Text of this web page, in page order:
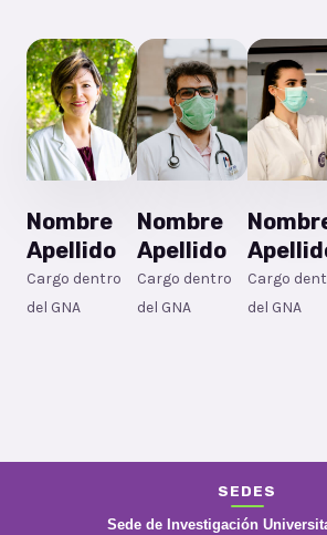
Nombre
Apellido
Cargo dentro
del GNA
Nombre
Apellido
Cargo dentro
del GNA
Cargo
del GNA
SEDES
Sede de Investigación